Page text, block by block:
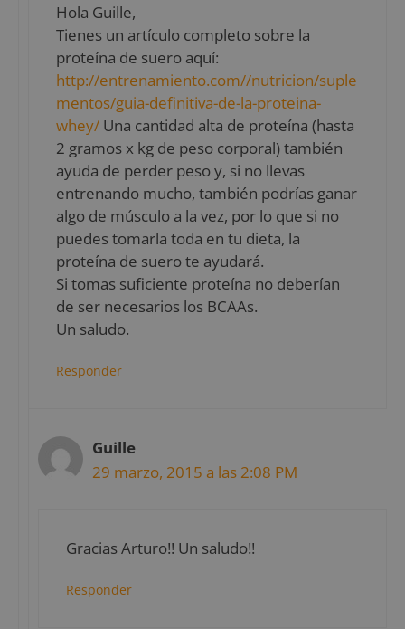
Hola Guille,
Tienes un artículo completo sobre la
proteína de suero aquí:
http://entrenamiento.com//nutricion/suple
mentos/guia-definitiva-de-la-proteina-
whey/ Una cantidad alta de proteína (hasta
2 gramos x kg de peso corporal) también
ayuda de perder peso y, si no llevas
entrenando mucho, también podrías ganar
algo de músculo a la vez, por lo que si no
puedes tomarla toda en tu dieta, la
proteína de suero te ayudará.
Si tomas suficiente proteína no deberían
de ser necesarios los BCAAs.
Un saludo.
Responder
Guille
29 marzo, 2015 a las 2:08 PM
Gracias Arturo!! Un saludo!!
Responder